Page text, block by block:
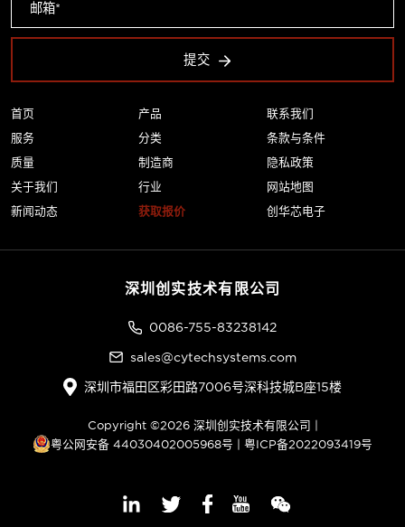
首页
服务
质量
关于我们
新闻动态
产品
分类
制造商
行业
获取报价
联系我们
条款与条件
隐私政策
网站地图
创华芯电子
提交
深圳创实技术有限公司
0086-755-83238142
sales@cytechsystems.com
深圳市福田区彩田路7006号深科技城B座15楼
Copyright ©2026 深圳创实技术有限公司 |
粤公网安备 44030402005968号 | 粤ICP备2022093419号